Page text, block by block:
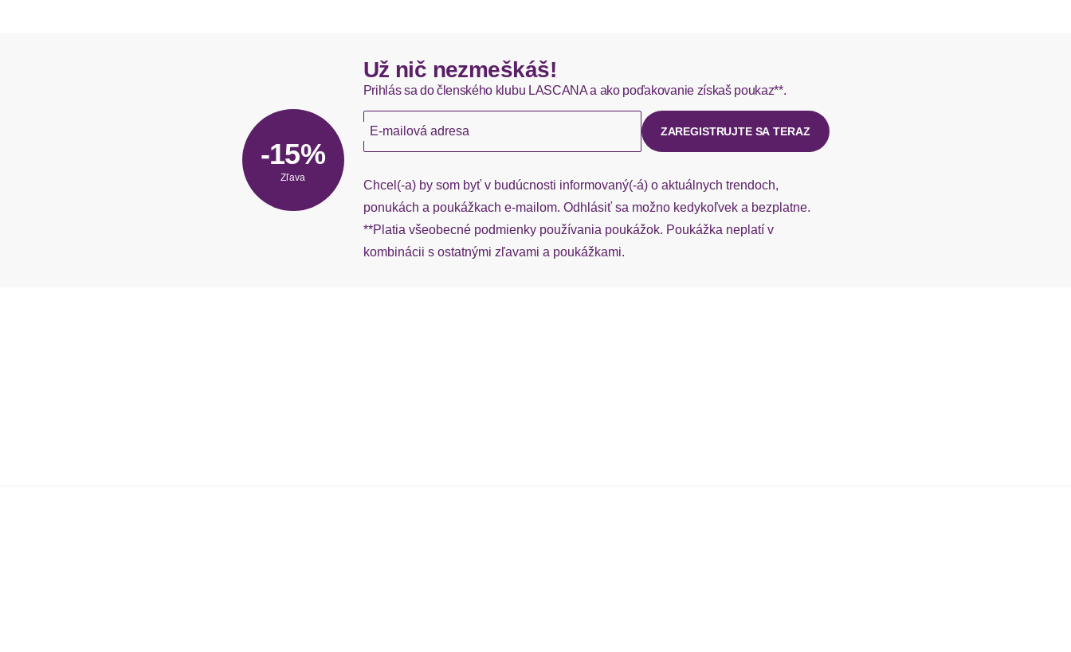
-15%
Zľava
Už nič nezmeškáš!
Prihlás sa do členského klubu LASCANA a ako poďakovanie získaš poukaz**.
E-mailová adresa ZAREGISTRUJTE SA TERAZ
Chcel(-a) by som byť v budúcnosti informovaný(-á) o aktuálnych trendoch,
ponukách a poukážkach e-mailom. Odhlásiť sa možno kedykoľvek a bezplatne.
**Platia všeobecné podmienky používania poukážok. Poukážka neplatí v
kombinácii s ostatnými zľavami a poukážkami.